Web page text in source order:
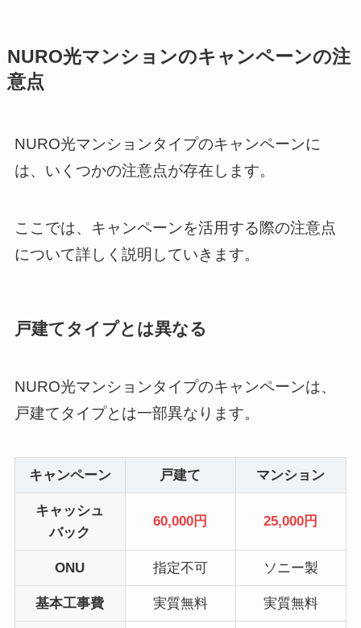
NURO光マンションのキャンペーンの注
意点
NURO光マンションタイプのキャンペーンに
は、いくつかの注意点が存在します。
ここでは、キャンペーンを活用する際の注意点
について詳しく説明していきます。
戸建てタイプとは異なる
NURO光マンションタイプのキャンペーンは、
戸建てタイプとは一部異なります。
キャンペーン 戸建て マンション
キャッシュ
バック
60,000円 25,000円
ONU 指定不可 ソニー製
基本工事費 実質無料 実質無料